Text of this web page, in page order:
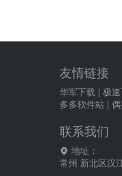
友情链接
华军下载 | 极
多多软件站 |
联系我们
地址：
常州 新北区汉